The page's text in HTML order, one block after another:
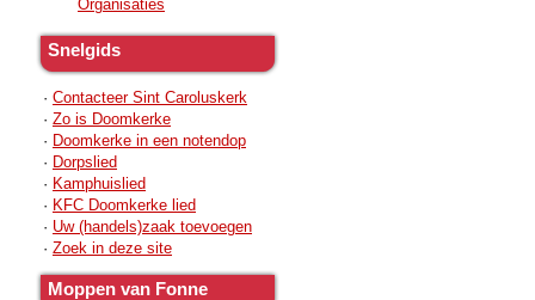
Organisaties
Snelgids
· Contacteer Sint Caroluskerk
· Zo is Doomkerke
· Doomkerke in een notendop
· Dorpslied
· Kamphuislied
· KFC Doomkerke lied
· Uw (handels)zaak toevoegen
· Zoek in deze site
Moppen van Fonne